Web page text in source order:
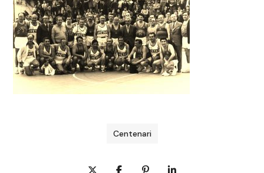
Centenari